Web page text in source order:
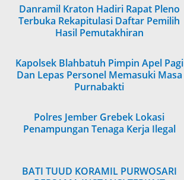
Danramil Kraton Hadiri Rapat Pleno
Terbuka Rekapitulasi Daftar Pemilih
Hasil Pemutakhiran
Kapolsek Blahbatuh Pimpin Apel Pagi
Dan Lepas Personel Memasuki Masa
Purnabakti
Polres Jember Grebek Lokasi
Penampungan Tenaga Kerja Ilegal
BATI TUUD KORAMIL PURWOSARI